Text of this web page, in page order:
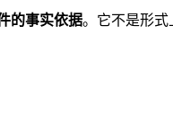
的事实依据。它不是形式